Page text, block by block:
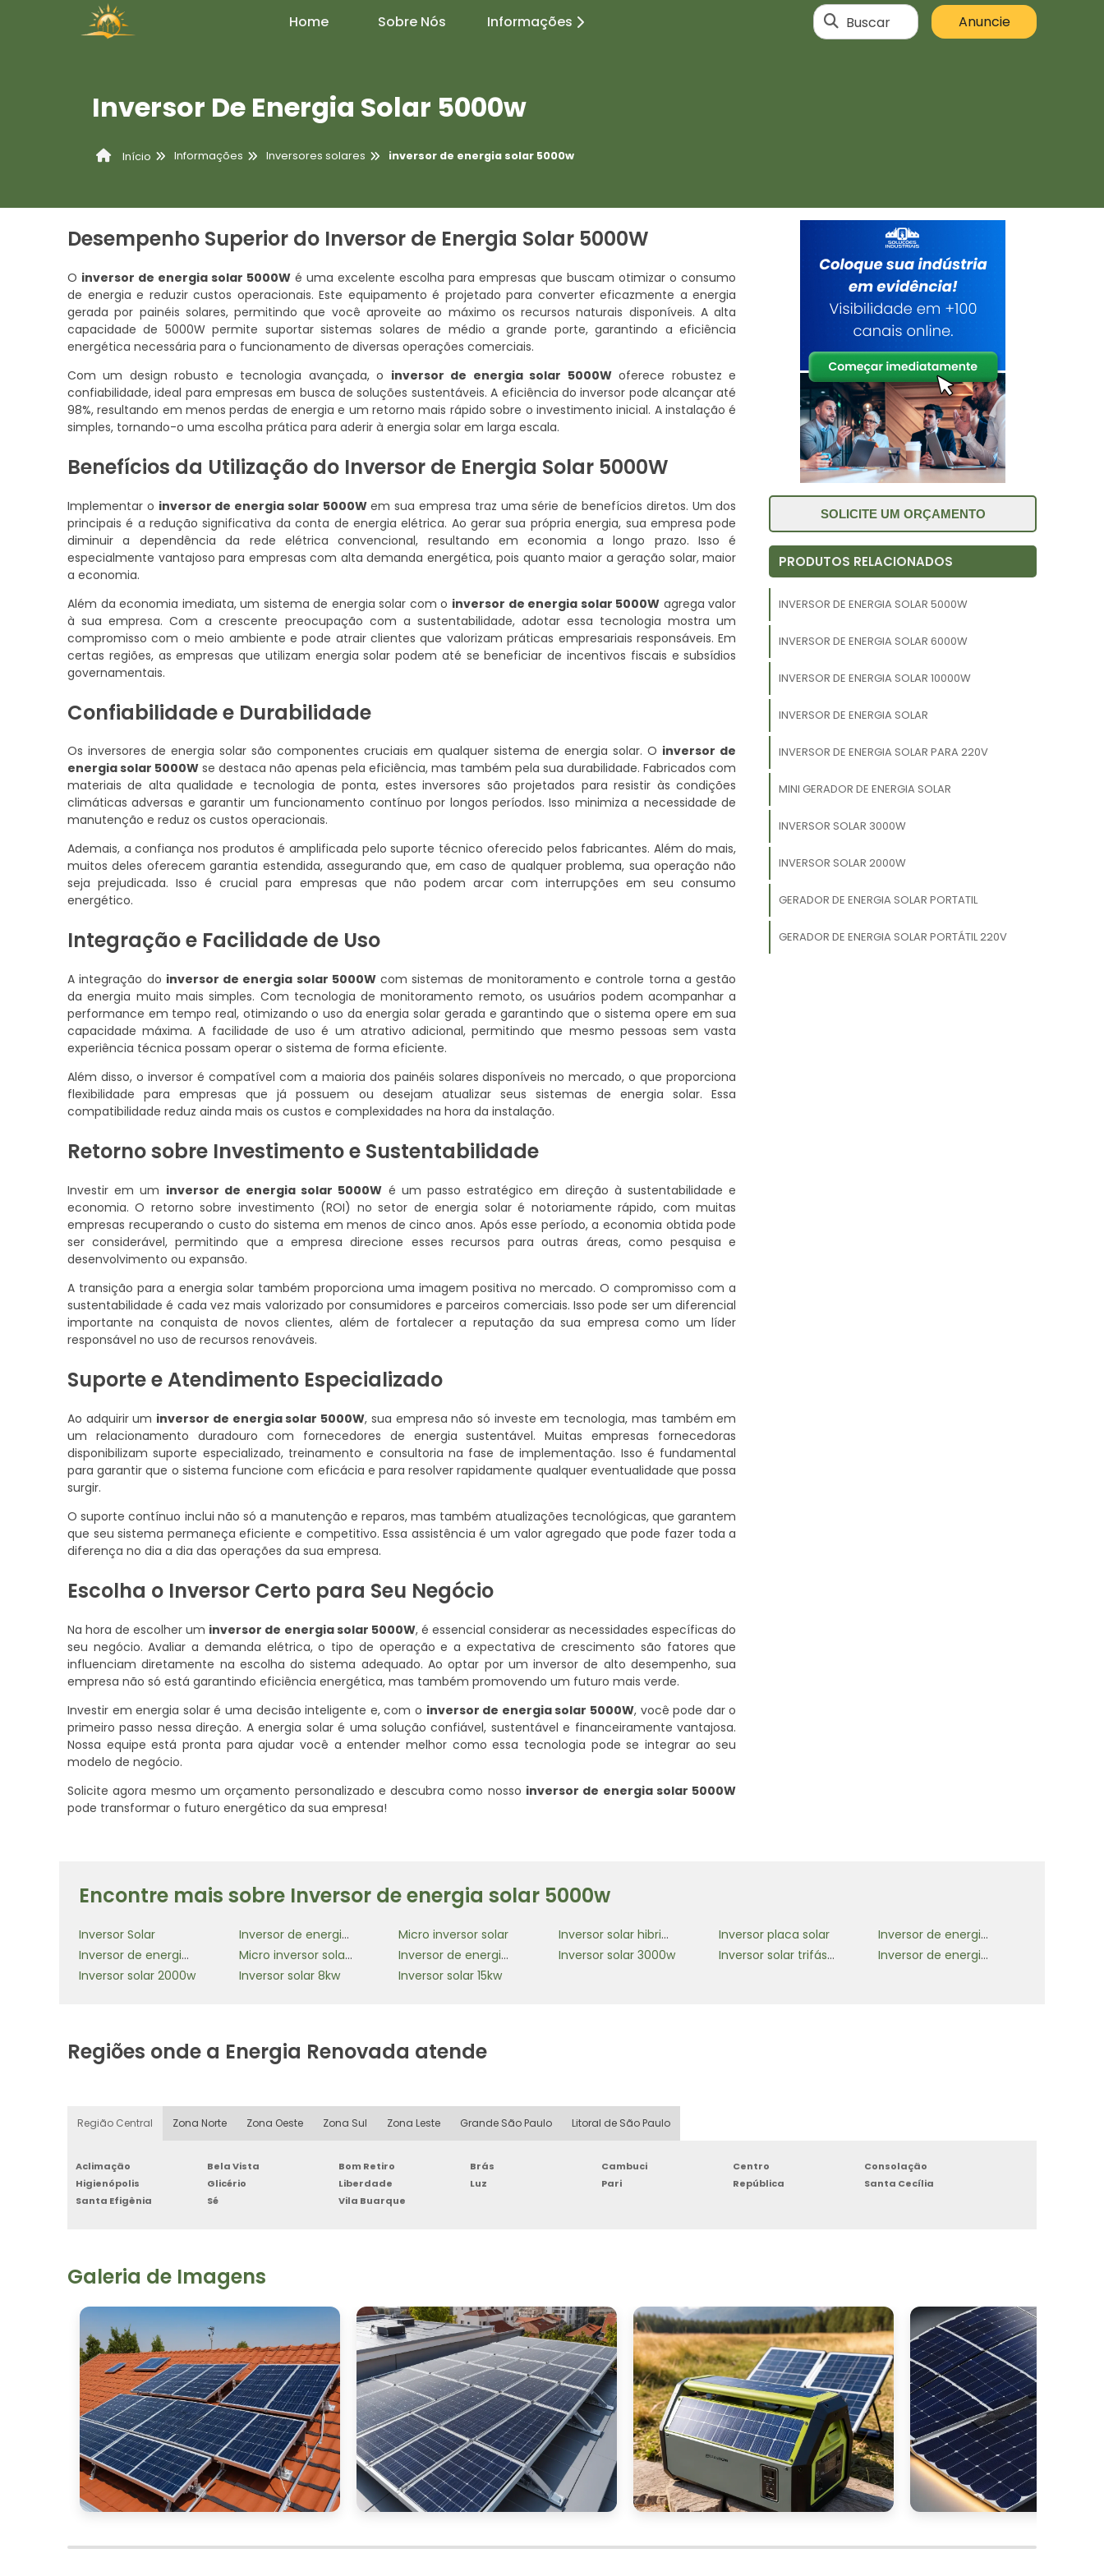
Home Sobre Nós Informações Buscar Anuncie
Inversor De Energia Solar 5000w
Início Informações Inversores solares inversor de energia solar 5000w
Desempenho Superior do Inversor de Energia Solar 5000W
O inversor de energia solar 5000W é uma excelente escolha para empresas que buscam otimizar o consumo
de energia e reduzir custos operacionais. Este equipamento é projetado para converter eficazmente a energia
gerada por painéis solares, permitindo que você aproveite ao máximo os recursos naturais disponíveis. A alta
capacidade de 5000W permite suportar sistemas solares de médio a grande porte, garantindo a eficiência
energética necessária para o funcionamento de diversas operações comerciais.
Com um design robusto e tecnologia avançada, o inversor de energia solar 5000Woferece robustez e
confiabilidade, ideal para empresas em busca de soluções sustentáveis. A eficiência do inversor pode alcançar até
98%, resultando em menos perdas de energia e um retorno mais rápido sobre o investimento inicial. A instalação é
simples, tornando-o uma escolha prática para aderir à energia solar em larga escala.
Benefícios da Utilização do Inversor de Energia Solar 5000W
Implementar o inversor de energia solar 5000Wem sua empresa traz uma série de benefícios diretos. Um dos
principais é a redução significativa da conta de energia elétrica. Ao gerar sua própria energia, sua empresa pode
diminuir a dependência da rede elétrica convencional, resultando em economia a longo prazo. Isso é
especialmente vantajoso para empresas com alta demanda energética, pois quanto maior a geração solar, maior
a economia.
Além da economia imediata, um sistema de energia solar com o inversor de energia solar 5000W agrega valor
à sua empresa. Com a crescente preocupação com a sustentabilidade, adotar essa tecnologia mostra um
compromisso com o meio ambiente e pode atrair clientes que valorizam práticas empresariais responsáveis. Em
certas regiões, as empresas que utilizam energia solar podem até se beneficiar de incentivos fiscais e subsídios
governamentais.
Confiabilidade e Durabilidade
Os inversores de energia solar são componentes cruciais em qualquer sistema de energia solar. O inversor de
energia solar 5000W se destaca não apenas pela eficiência, mas também pela sua durabilidade. Fabricados com
materiais de alta qualidade e tecnologia de ponta, estes inversores são projetados para resistir às condições
climáticas adversas e garantir um funcionamento contínuo por longos períodos. Isso minimiza a necessidade de
manutenção e reduz os custos operacionais.
Ademais, a confiança nos produtos é amplificada pelo suporte técnico oferecido pelos fabricantes. Além do mais,
muitos deles oferecem garantia estendida, assegurando que, em caso de qualquer problema, sua operação não
seja prejudicada. Isso é crucial para empresas que não podem arcar com interrupções em seu consumo
energético.
Integração e Facilidade de Uso
A integração do inversor de energia solar 5000Wcom sistemas de monitoramento e controle torna a gestão
da energia muito mais simples. Com tecnologia de monitoramento remoto, os usuários podem acompanhar a
performance em tempo real, otimizando o uso da energia solar gerada e garantindo que o sistema opere em sua
capacidade máxima. A facilidade de uso é um atrativo adicional, permitindo que mesmo pessoas sem vasta
experiência técnica possam operar o sistema de forma eficiente.
Além disso, o inversor é compatível com a maioria dos painéis solares disponíveis no mercado, o que proporciona
flexibilidade para empresas que já possuem ou desejam atualizar seus sistemas de energia solar. Essa
compatibilidade reduz ainda mais os custos e complexidades na hora da instalação.
Retorno sobre Investimento e Sustentabilidade
Investir em um inversor de energia solar 5000W é um passo estratégico em direção à sustentabilidade e
economia. O retorno sobre investimento (ROI) no setor de energia solar é notoriamente rápido, com muitas
empresas recuperando o custo do sistema em menos de cinco anos. Após esse período, a economia obtida pode
ser considerável, permitindo que a empresa direcione esses recursos para outras áreas, como pesquisa e
desenvolvimento ou expansão.
A transição para a energia solar também proporciona uma imagem positiva no mercado. O compromisso com a
sustentabilidade é cada vez mais valorizado por consumidores e parceiros comerciais. Isso pode ser um diferencial
importante na conquista de novos clientes, além de fortalecer a reputação da sua empresa como um líder
responsável no uso de recursos renováveis.
Suporte e Atendimento Especializado
Ao adquirir um inversor de energia solar 5000W, sua empresa não só investe em tecnologia, mas também em
um relacionamento duradouro com fornecedores de energia sustentável. Muitas empresas fornecedoras
disponibilizam suporte especializado, treinamento e consultoria na fase de implementação. Isso é fundamental
para garantir que o sistema funcione com eficácia e para resolver rapidamente qualquer eventualidade que possa
surgir.
O suporte contínuo inclui não só a manutenção e reparos, mas também atualizações tecnológicas, que garantem
que seu sistema permaneça eficiente e competitivo. Essa assistência é um valor agregado que pode fazer toda a
diferença no dia a dia das operações da sua empresa.
Escolha o Inversor Certo para Seu Negócio
Na hora de escolher um inversor de energia solar 5000W, é essencial considerar as necessidades específicas do
seu negócio. Avaliar a demanda elétrica, o tipo de operação e a expectativa de crescimento são fatores que
influenciam diretamente na escolha do sistema adequado. Ao optar por um inversor de alto desempenho, sua
empresa não só está garantindo eficiência energética, mas também promovendo um futuro mais verde.
Investir em energia solar é uma decisão inteligente e, com o inversor de energia solar 5000W, você pode dar o
primeiro passo nessa direção. A energia solar é uma solução confiável, sustentável e financeiramente vantajosa.
Nossa equipe está pronta para ajudar você a entender melhor como essa tecnologia pode se integrar ao seu
modelo de negócio.
Solicite agora mesmo um orçamento personalizado e descubra como nosso inversor de energia solar 5000W
pode transformar o futuro energético da sua empresa!
SOLICITE UM ORÇAMENTO
PRODUTOS RELACIONADOS
INVERSOR DE ENERGIA SOLAR 5000W
INVERSOR DE ENERGIA SOLAR 6000W
INVERSOR DE ENERGIA SOLAR 10000W
INVERSOR DE ENERGIA SOLAR
INVERSOR DE ENERGIA SOLAR PARA 220V
MINI GERADOR DE ENERGIA SOLAR
INVERSOR SOLAR 3000W
INVERSOR SOLAR 2000W
GERADOR DE ENERGIA SOLAR PORTATIL
GERADOR DE ENERGIA SOLAR PORTÁTIL 220V
Encontre mais sobre Inversor de energia solar 5000w
Inversor Solar Inversor de energia solar Micro inversor solar Inversor solar hibrido Inversor placa solar
Inversor de energia solar 10000w
Inversor de energia solar 5000w
Micro inversor solar para 4 placas Inversor de energia solar para 220v Inversor solar 3000w Inversor solar trifásico 220v
Inversor de energia solar 6000w
Inversor solar 2000w
Inversor solar 8kw Inversor solar 15kw
Regiões onde a Energia Renovada atende
Região Central Zona Norte Zona Oeste Zona Sul Zona Leste Grande São Paulo Litoral de São Paulo
Aclimação Bela Vista Bom Retiro Brás Cambuci Centro
Consolação
Higienópolis
Glicério Liberdade Luz Pari República
Santa Cecília
Santa Efigênia
Sé Vila Buarque
Galeria de Imagens